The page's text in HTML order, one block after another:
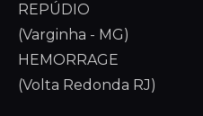
REPÚDIO
(Varginha - MG)
HEMORRAGE
(Volta Redonda RJ)